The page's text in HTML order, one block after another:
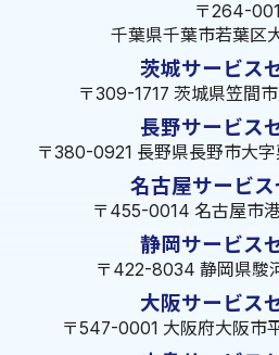
〒264-
千葉県千葉市若葉区
茨城サービス
〒309-1717 茨城県笠間
長野サービス
〒380-0921 長野県長野市大
名古屋サービ
〒455-0014 名古屋市
静岡サービス
〒422-8034 静岡県駿
大阪サービス
〒547-0001 大阪府大阪市